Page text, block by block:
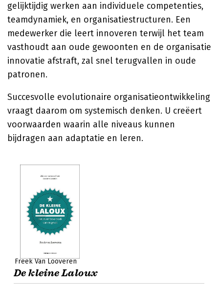
gelijktijdig werken aan individuele competenties,
teamdynamiek, en organisatiestructuren. Een
medewerker die leert innoveren terwijl het team
vasthoudt aan oude gewoonten en de organisatie
innovatie afstraft, zal snel terugvallen in oude
patronen.
Succesvolle evolutionaire organisatieontwikkeling
vraagt daarom om systemisch denken. U creëert
voorwaarden waarin alle niveaus kunnen
bijdragen aan adaptatie en leren.
Freek Van Looveren
De kleine Laloux